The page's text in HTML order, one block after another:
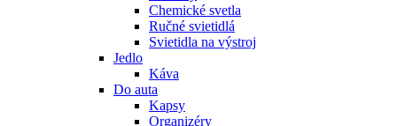
Chemické svetla
Ručné svietidlá
Svietidla na výstroj
Jedlo
Káva
Do auta
Kapsy
Organizéry